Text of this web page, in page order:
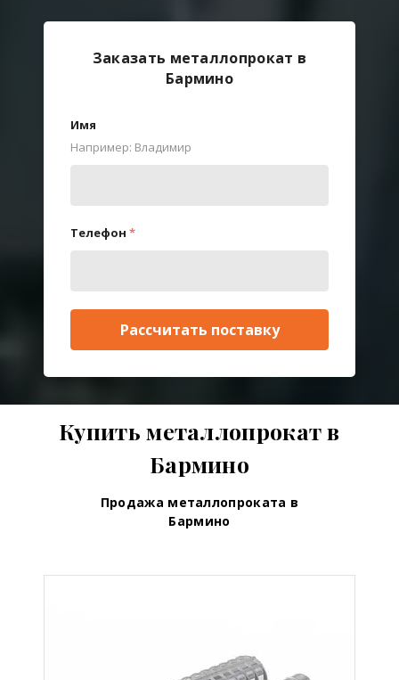
Заказать металлопрокат в
Бармино
Имя
Например: Владимир
Телефон *
Рассчитать поставку
Купить металлопрокат в
Бармино
Продажа металлопроката в
Бармино